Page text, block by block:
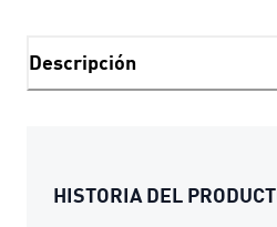
Descripción
HISTORIA DEL